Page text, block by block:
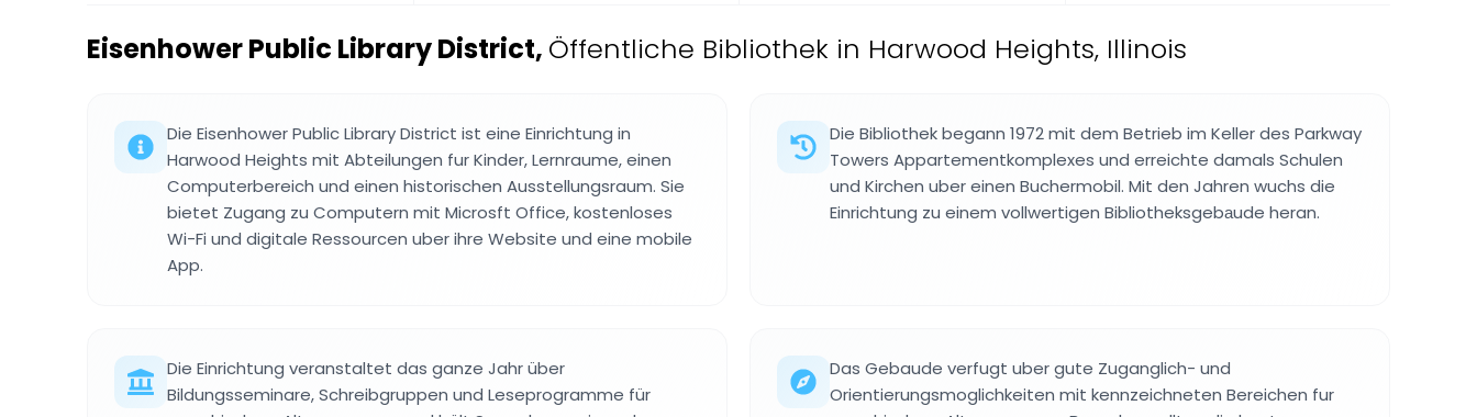
Eisenhower Public Library District, Öffentliche Bibliothek in Harwood Heights, Illinois
Die Eisenhower Public Library District ist eine Einrichtung in
Harwood Heights mit Abteilungen fur Kinder, Lernraume, einen
Computerbereich und einen historischen Ausstellungsraum. Sie
bietet Zugang zu Computern mit Microsft Office, kostenloses
Wi-Fi und digitale Ressourcen uber ihre Website und eine mobile
App.
Die Bibliothek begann 1972 mit dem Betrieb im Keller des Parkway
Towers Appartementkomplexes und erreichte damals Schulen
und Kirchen uber einen Buchermobil. Mit den Jahren wuchs die
Einrichtung zu einem vollwertigen Bibliotheksgebаude heran.
Die Einrichtung veranstaltet das ganze Jahr über
Bildungsseminare, Schreibgruppen und Leseprogramme für
Das Gebaude verfugt uber gute Zuganglich- und
Orientierungsmoglichkeiten mit kennzeichneten Bereichen fur